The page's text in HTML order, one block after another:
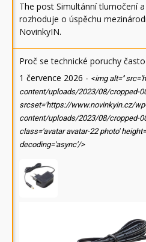
The post Simultánní tlumočení
rozhoduje o úspěchu
NovinkyIN.
Proč se technické poruchy
1 července 2026 - <img alt=''
content/uploads/2023/08/cropped-
srcset='https://www.novinkyin.cz/
content/uploads/2023/08/cropped-
class='avatar avatar-22 photo'
decoding='async'/>